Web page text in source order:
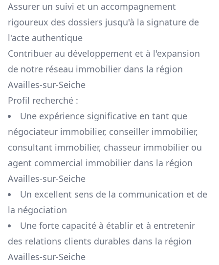
Assurer un suivi et un accompagnement
rigoureux des dossiers jusqu'à la signature de
l'acte authentique
Contribuer au développement et à l'expansion
de notre réseau immobilier dans la région
Availles-sur-Seiche
Profil recherché :
Une expérience significative en tant que
négociateur immobilier, conseiller immobilier,
consultant immobilier, chasseur immobilier ou
agent commercial immobilier dans la région
Availles-sur-Seiche
Un excellent sens de la communication et de
la négociation
Une forte capacité à établir et à entretenir
des relations clients durables dans la région
Availles-sur-Seiche